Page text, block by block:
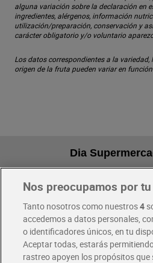
alguna variación sobre la declaración en
ingredientes, alérgenos, información
utilización/preparación, conservación y
carácter obligatorio y/o voluntario
Los datos correspondientes a la variedad,
origen de la fruta pueden variar en
Dia
Pide hoy, recibe hoy
Envío gratis por compras
Envío estandar por 4,99€
Nos preocupamos por
Tanto nosotros como nuestros4
accedemos a datos personales,
o identificadores únicos, en tu
Aceptar todas, estarás
rastreo apoyen los propósitos que